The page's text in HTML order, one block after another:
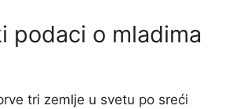
podaci o mladima
tri zemlje u svetu po sreći